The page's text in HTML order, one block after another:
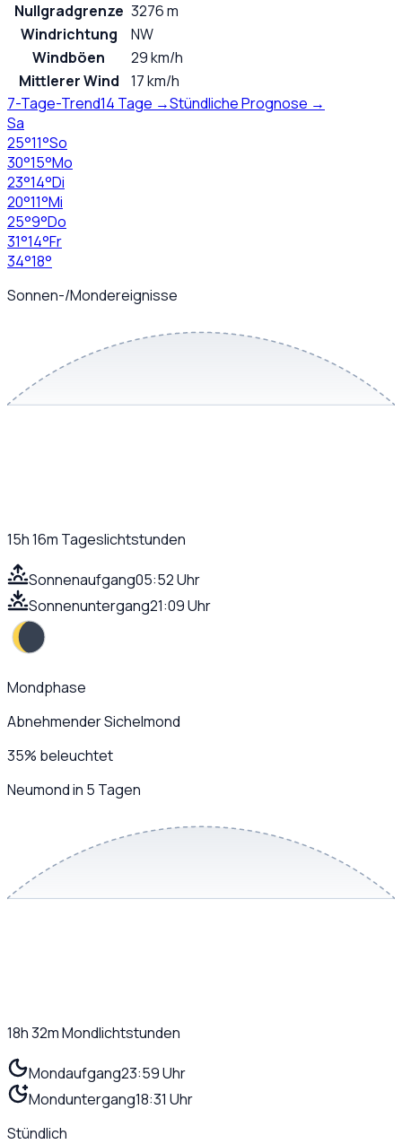
Nullgradgrenze 3276 m
Windrichtung
NW
Windböen
29 km/h
Mittlerer Wind
17 km/h
7-Tage-Trend14 Tage →Stündliche Prognose →
Sa
25°11°So
30°15°Mo
23°14°Di
20°11°Mi
25°9°Do
31°14°Fr
34°18°
Sonnen-/Mondereignisse
15h 16m Tageslichtstunden
Sonnenaufgang05:52 Uhr
Sonnenuntergang21:09 Uhr
Mondphase
Abnehmender Sichelmond
35% beleuchtet
Neumond in 5 Tagen
18h 32mMondlichtstunden
Mondaufgang23:59 Uhr
Monduntergang18:31 Uhr
Stündlich